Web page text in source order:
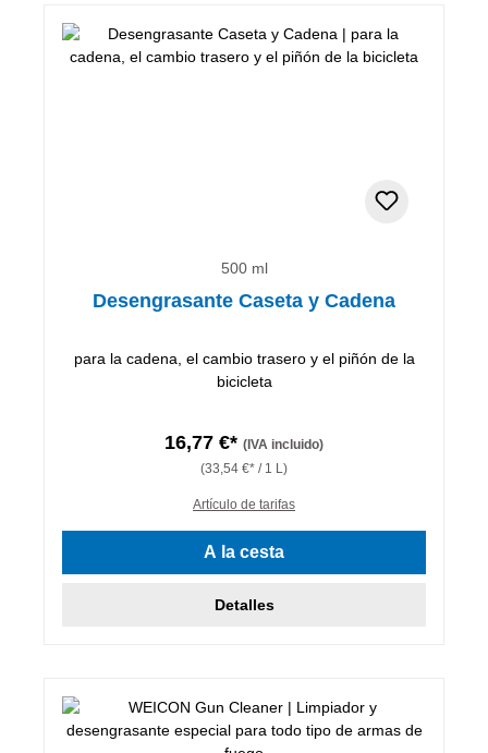
500 ml
Desengrasante Caseta y Cadena
para la cadena, el cambio trasero y el piñón de la
bicicleta
16,77 €* (IVA incluido)
(33,54 €* / 1 L)
Artículo de tarifas
A la cesta
Detalles